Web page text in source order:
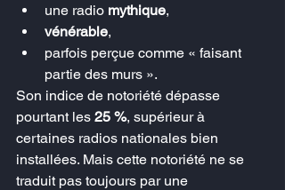
une radio mythique,
vénérable,
parfois perçue comme « faisant
partie des murs ».
Son indice de notoriété dépasse
pourtant les 25 %, supérieur à
certaines radios nationales bien
installées. Mais cette notoriété ne se
traduit pas toujours par une